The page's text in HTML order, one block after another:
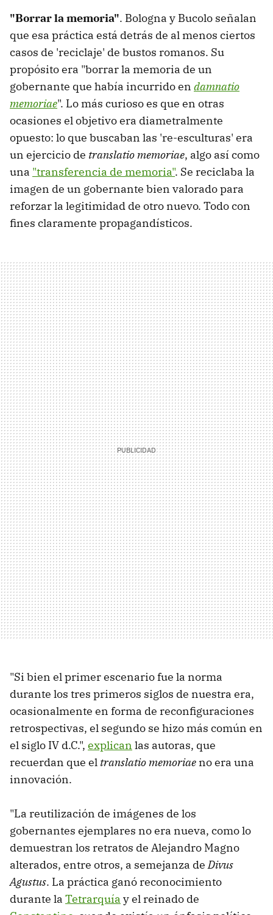
"Borrar la memoria". Bologna y Bucolo señalan
que esa práctica está detrás de al menos ciertos
casos de 'reciclaje' de bustos romanos. Su
propósito era "borrar la memoria de un
gobernante que había incurrido en damnatio
memoriae". Lo más curioso es que en otras
ocasiones el objetivo era diametralmente
opuesto: lo que buscaban las 're-esculturas' era
un ejercicio de translatio memoriae, algo así como
una "transferencia de memoria". Se reciclaba la
imagen de un gobernante bien valorado para
reforzar la legitimidad de otro nuevo. Todo con
fines claramente propagandísticos.
"Si bien el primer escenario fue la norma
durante los tres primeros siglos de nuestra era,
ocasionalmente en forma de reconfiguraciones
retrospectivas, el segundo se hizo más común en
el siglo IV d.C.", explican las autoras, que
recuerdan que el translatio memoriae no era una
innovación.
"La reutilización de imágenes de los
gobernantes ejemplares no era nueva, como lo
demuestran los retratos de Alejandro Magno
alterados, entre otros, a semejanza deDivus
Agustus. La práctica ganó reconocimiento
durante la Tetrarquía y el reinado de